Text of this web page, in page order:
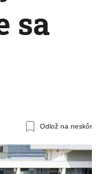
sa
Odlož na neskôr